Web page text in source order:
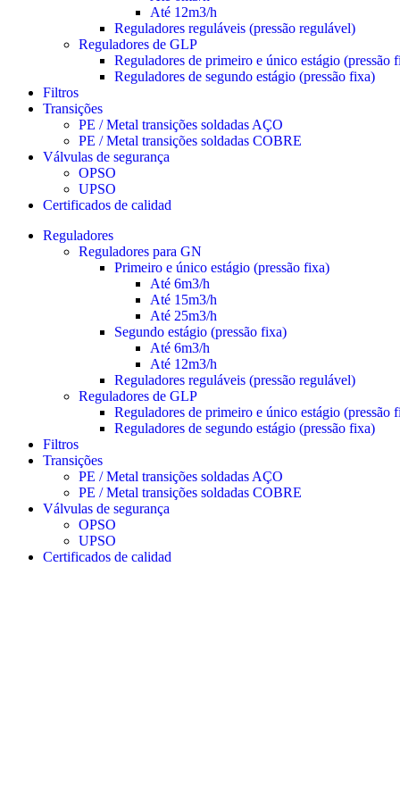
Até 12m3/h
Reguladores reguláveis (pressão regulável)
Reguladores de GLP
Reguladores de primeiro e único estágio (pressão
Reguladores de segundo estágio (pressão fixa)
Filtros
Transições
PE / Metal transições soldadas AÇO
PE / Metal transições soldadas COBRE
Válvulas de segurança
OPSO
UPSO
Certificados de calidad
Reguladores
Reguladores para GN
Primeiro e único estágio (pressão fixa)
Até 6m3/h
Até 15m3/h
Até 25m3/h
Segundo estágio (pressão fixa)
Até 6m3/h
Até 12m3/h
Reguladores reguláveis (pressão regulável)
Reguladores de GLP
Reguladores de primeiro e único estágio (pressão
Reguladores de segundo estágio (pressão fixa)
Filtros
Transições
PE / Metal transições soldadas AÇO
PE / Metal transições soldadas COBRE
Válvulas de segurança
OPSO
UPSO
Certificados de calidad